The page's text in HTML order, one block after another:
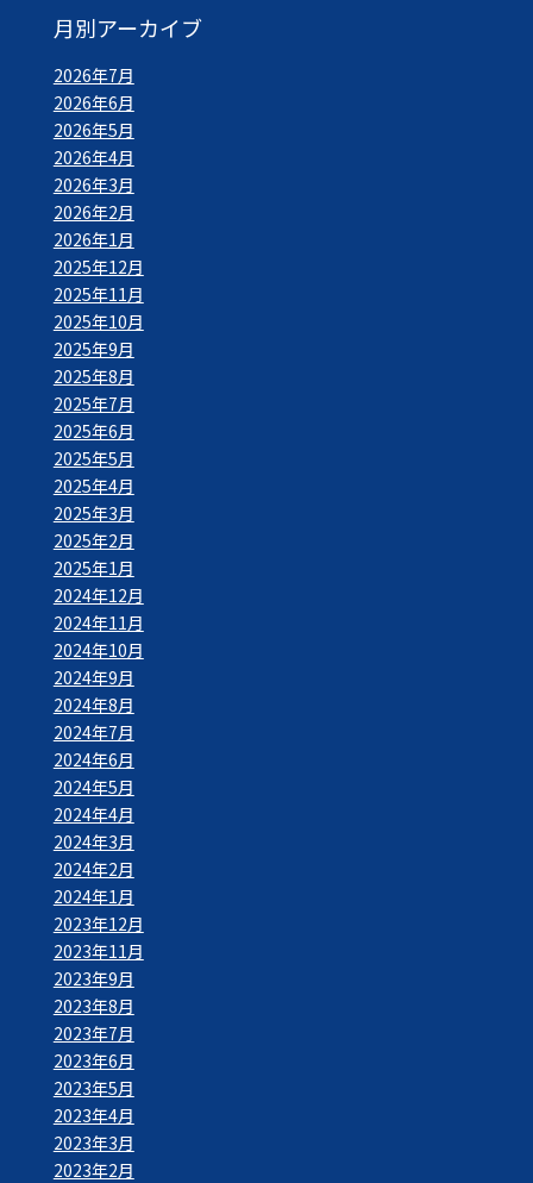
月別アーカイブ
2026年7月
2026年6月
2026年5月
2026年4月
2026年3月
2026年2月
2026年1月
2025年12月
2025年11月
2025年10月
2025年9月
2025年8月
2025年7月
2025年6月
2025年5月
2025年4月
2025年3月
2025年2月
2025年1月
2024年12月
2024年11月
2024年10月
2024年9月
2024年8月
2024年7月
2024年6月
2024年5月
2024年4月
2024年3月
2024年2月
2024年1月
2023年12月
2023年11月
2023年9月
2023年8月
2023年7月
2023年6月
2023年5月
2023年4月
2023年3月
2023年2月